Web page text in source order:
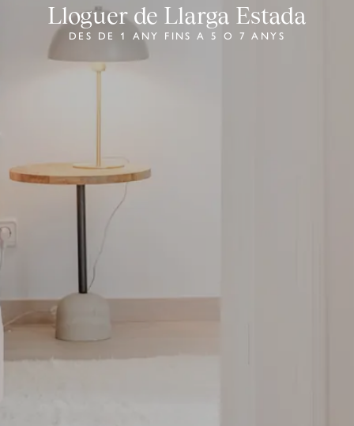
Lloguer de Llarga Estada
DES DE 1 ANY FINS A 5 O 7 ANYS